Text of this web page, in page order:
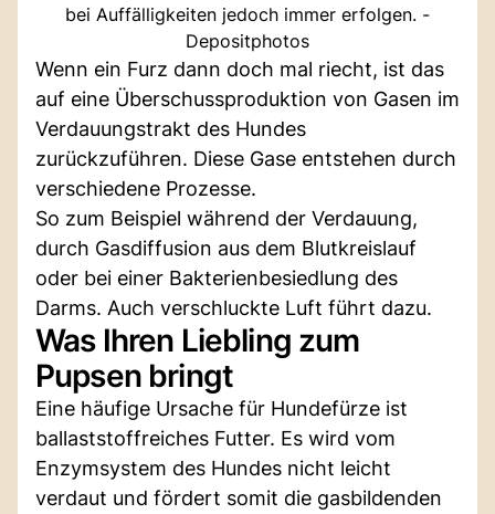
bei Auffälligkeiten jedoch immer erfolgen. -
Depositphotos
Wenn ein Furz dann doch mal riecht, ist das
auf eine Überschussproduktion von Gasen im
Verdauungstrakt des Hundes
zurückzuführen. Diese Gase entstehen durch
verschiedene Prozesse.
So zum Beispiel während der Verdauung,
durch Gasdiffusion aus dem Blutkreislauf
oder bei einer Bakterienbesiedlung des
Darms. Auch verschluckte Luft führt dazu.
Was Ihren Liebling zum
Pupsen bringt
Eine häufige Ursache für Hundefürze ist
ballaststoffreiches Futter. Es wird vom
Enzymsystem des Hundes nicht leicht
verdaut und fördert somit die gasbildenden